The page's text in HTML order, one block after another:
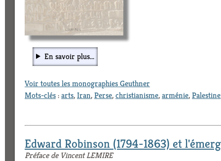
En savoir plus...
Voir toutes les monographies Geuthner
Mots-clés:arts,Iran,Perse,christianisme,arménie,Palestine
Edward Robinson (1794-1863) et
Préface de Vincent LEMIRE